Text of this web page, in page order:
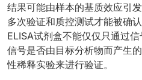
结果可能由样本的基质效应引
多次验证和质控测试才能被确
ELISA试剂盒不能仅仅只通过
信号是否由目标分析物而产生
性稀释实验来进行验证。